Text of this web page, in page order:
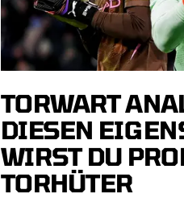
TORWART
DIESEN
WIRST DU
TORHÜTER